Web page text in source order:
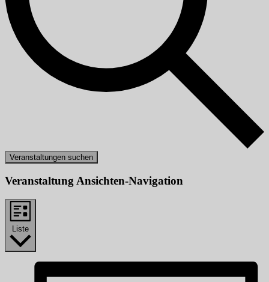
Veranstaltungen suchen
Veranstaltung Ansichten-Navigation
Liste